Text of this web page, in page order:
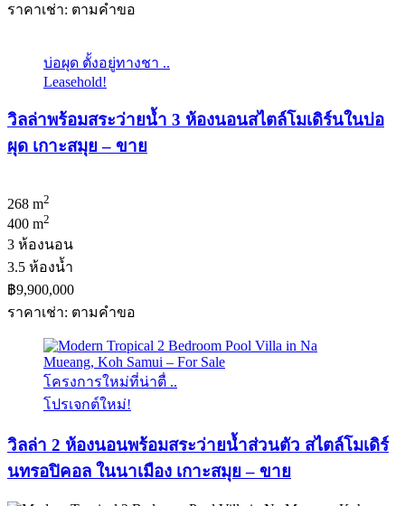
ราคาเช่า: ตามคําขอ
บ่อผุด ตั้งอยู่ทางชา ..
Leasehold!
วิลล่าพร้อมสระว่ายน้ำ 3 ห้องนอนสไตล์โมเดิร์นในบ่อ
ผุด เกาะสมุย – ขาย
268 m2
400 m2
3 ห้องนอน
3.5 ห้องน้ำ
฿9,900,000
ราคาเช่า: ตามคําขอ
โครงการใหม่ที่น่าตื่ ..
โปรเจกต์ใหม่!
วิลล่า 2 ห้องนอนพร้อมสระว่ายน้ำส่วนตัว สไตล์โมเดิร์
นทรอปิคอล ในนาเมือง เกาะสมุย – ขาย